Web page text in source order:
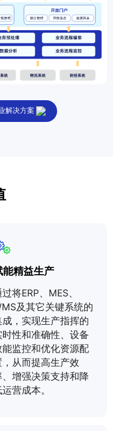
解决方案
能精益生产
将ERP、MES、
及其它关键系统的
成，实现生产指挥的
时性和准确性、设备
能监控和优化资源配
，从而提高生产效
、增强决策支持和降
营成本。